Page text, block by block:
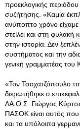
προεκλογικής περιόδου
συζήτησης. «Καμία
ανύποπτο χρόνο είχαμε
στείλει και στη φυλακή
στην ιστορία. Δεν
συστήματος και την
γενική γραμματέας του
«Τον Τσοχατζόπουλο
διερωτήθηκε ο
ΛΑ.Ο.Σ. Γιώργος
ΠΑΣΟΚ είναι αυτός
και τα υπόλοιπα